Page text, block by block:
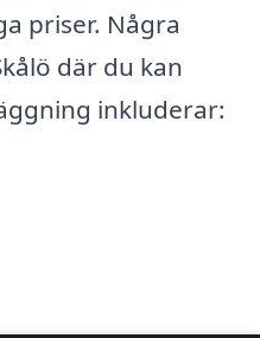
priser. Några
där du kan
inkluderar: